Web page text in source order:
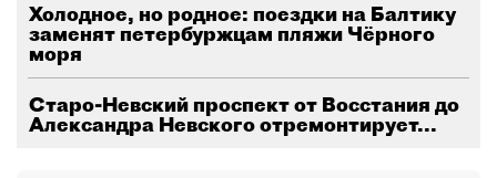
Холодное, но родное: поездки на Балтику
заменят петербуржцам пляжи Чёрного
моря
Старо-Невский проспект от Восстания до
Александра Невского отремонтирует...